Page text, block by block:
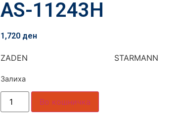
AS-11243H
1,720 ден
ZADEN STARMANN
Залиха
Во кошничка